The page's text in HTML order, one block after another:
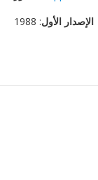
الإصدار الأول: 1988